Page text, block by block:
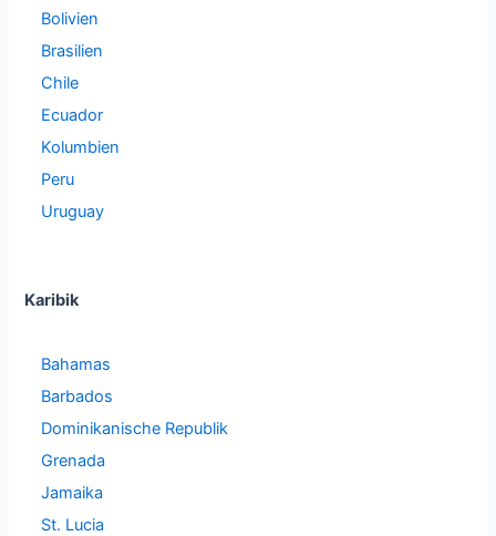
Bolivien
Brasilien
Chile
Ecuador
Kolumbien
Peru
Uruguay
Karibik
Bahamas
Barbados
Dominikanische Republik
Grenada
Jamaika
St. Lucia